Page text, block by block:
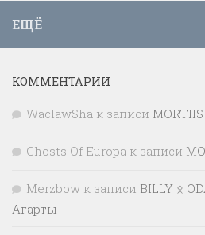
ЕЩЁ
КОММЕНТАРИИ
WaclawSha к записи
Ghosts Of Europa к записи
Merzbow к записи BILLY ᛟ
Агарты